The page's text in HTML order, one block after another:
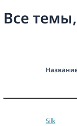
Все
Silk